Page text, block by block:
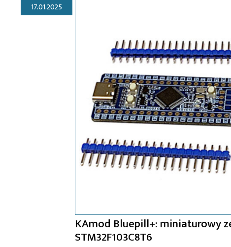
17.01.2025
KAmod Bluepill+: miniaturowy
STM32F103C8T6